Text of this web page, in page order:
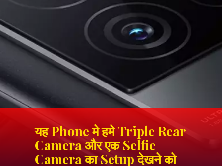
यह Phone मे हमे Triple Rear
Camera और एक Selfie
Camera का Setup देखने को